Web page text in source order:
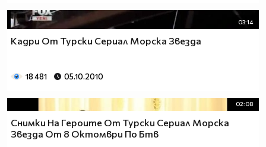
03:14
Кадри От Турски Сериал Морска Звезда
18 481 05.10.2010
02:08
Снимки На Героите От Турски Сериал Морска
Звезда От 8 Октомври По Бтв